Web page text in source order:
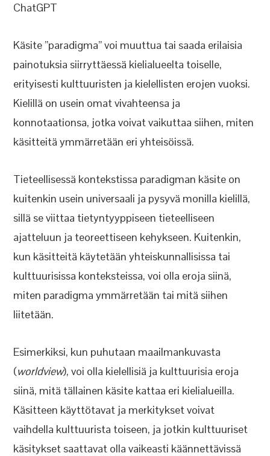
ChatGPT
Käsite ”paradigma” voi muuttua tai saada erilaisia
painotuksia siirryttäessä kielialueelta toiselle,
erityisesti kulttuuristen ja kielellisten erojen vuoksi.
Kielillä on usein omat vivahteensa ja
konnotaationsa, jotka voivat vaikuttaa siihen, miten
käsitteitä ymmärretään eri yhteisöissä.
Tieteellisessä kontekstissa paradigman käsite on
kuitenkin usein universaali ja pysyvä monilla kielillä,
sillä se viittaa tietyntyyppiseen tieteelliseen
ajatteluun ja teoreettiseen kehykseen. Kuitenkin,
kun käsitteitä käytetään yhteiskunnallisissa tai
kulttuurisissa konteksteissa, voi olla eroja siinä,
miten paradigma ymmärretään tai mitä siihen
liitetään.
Esimerkiksi, kun puhutaan maailmankuvasta
(worldview), voi olla kielellisiä ja kulttuurisia eroja
siinä, mitä tällainen käsite kattaa eri kielialueilla.
Käsitteen käyttötavat ja merkitykset voivat
vaihdella kulttuurista toiseen, ja jotkin kulttuuriset
käsitykset saattavat olla vaikeasti käännettävissä